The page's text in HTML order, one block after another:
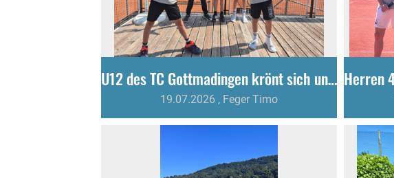
U12 des TC Gottmadingen krönt sich ungeschlagen zum Meister!
19.07.2026 , Feger Timo